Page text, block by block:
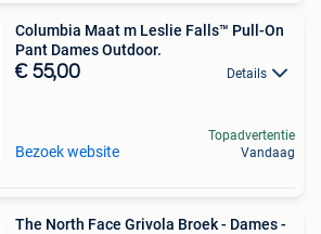
Columbia Maat m Leslie Falls™ Pull-On
Pant Dames Outdoor.
€ 55,00 Details
Bezoek website
Topadvertentie
Vandaag
The North Face Grivola Broek - Dames -